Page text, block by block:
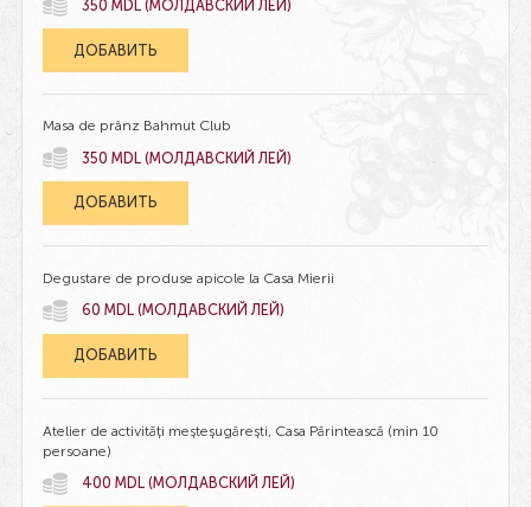
350 MDL (МОЛДАВСКИЙ ЛЕЙ)
ДОБАВИТЬ
Masa de prânz Bahmut Club
350 MDL (МОЛДАВСКИЙ ЛЕЙ)
ДОБАВИТЬ
Degustare de produse apicole la Casa Mierii
60 MDL (МОЛДАВСКИЙ ЛЕЙ)
ДОБАВИТЬ
Atelier de activități meșteșugărești, Casa Părintească (min 10
persoane)
400 MDL (МОЛДАВСКИЙ ЛЕЙ)